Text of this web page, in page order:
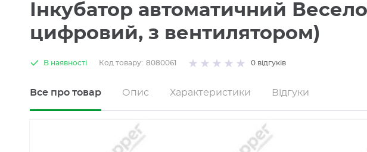
Інкубатор автоматичний
цифровий, з вентилятором)
В наявності Код товару: 8080061 0 відгуків
Все про товар Опис Характеристики Відгуки